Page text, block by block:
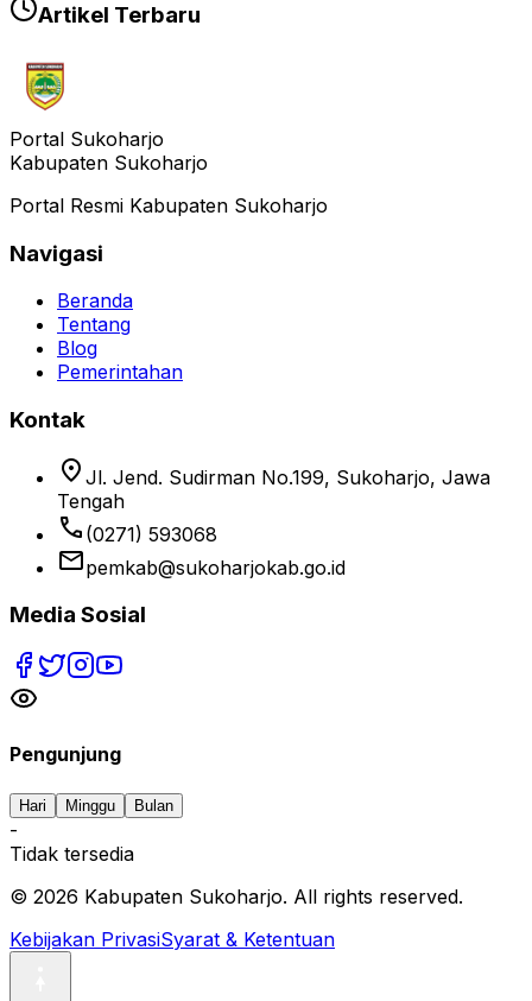
Artikel Terbaru
Portal Sukoharjo
Kabupaten Sukoharjo
Portal Resmi Kabupaten Sukoharjo
Navigasi
Beranda
Tentang
Blog
Pemerintahan
Kontak
location_on Jl. Jend. Sudirman No.199, Sukoharjo, Jawa
Tengah
phone (0271) 593068
emailpemkab@sukoharjokab.go.id
Media Sosial
Pengunjung
Hari Minggu Bulan
-
Tidak tersedia
© 2026 Kabupaten Sukoharjo. All rights reserved.
Kebijakan PrivasiSyarat & Ketentuan